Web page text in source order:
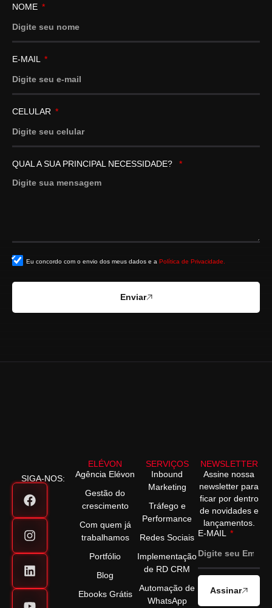
NOME
E-MAIL
CELULAR
QUAL A SUA PRINCIPAL NECESSIDADE?
Eu concordo com o envio dos meus dados e a Política de Privacidade.
Enviar
SIGA-NOS:
ELÉVON
Agência Elévon
Gestão do
crescimento
Com quem já
trabalhamos
Portfólio
Blog
Ebooks Grátis
SERVIÇOS
Inbound
Marketing
Tráfego e
Performance
Redes Sociais
Implementação
de RD CRM
Automação de
WhatsApp
NEWSLETTER
Assine nossa
newsletter para
ficar por dentro
de novidades e
lançamentos.
E-MAIL
Assinar